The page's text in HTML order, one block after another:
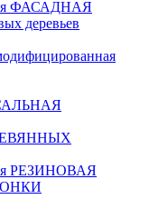
ФАСАДНАЯ
деревьев
РЕЗИНОВАЯ